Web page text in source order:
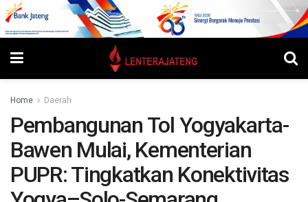
Home Daerah
Pembangunan Tol Yogyakarta-
Bawen Mulai, Kementerian
PUPR: Tingkatkan Konektivitas